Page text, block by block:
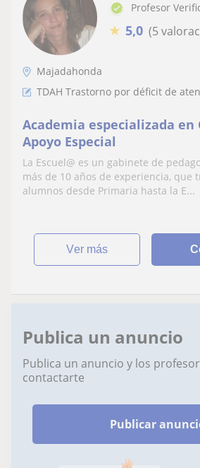
Profesor
★ 5,0 (5
Majadahonda
TDAH Trastorno por déficit de
Academia especializada en
Apoyo Especial
La Escuel@ es un gabinete de
más de 10 años de experiencia, que
alumnos desde Primaria hasta la E...
ver más
Publica un anuncio
Publica un anuncio y los
contactarte
Publicar